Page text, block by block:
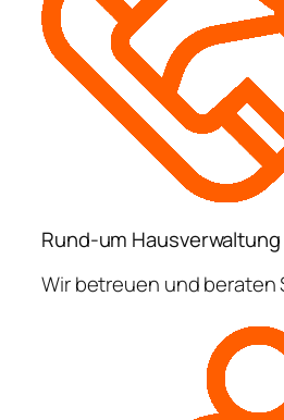
Rund-um Hausverwaltung
Wir betreuen und beraten